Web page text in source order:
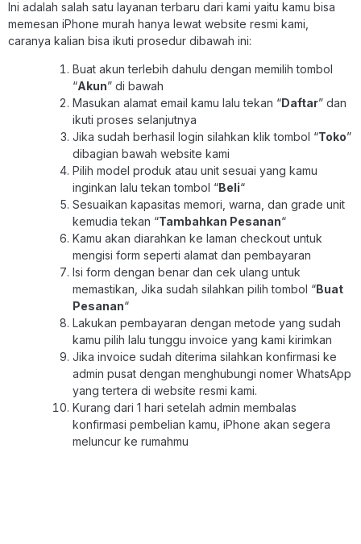
Ini adalah salah satu layanan terbaru dari kami yaitu kamu bisa
memesan iPhone murah hanya lewat website resmi kami,
caranya kalian bisa ikuti prosedur dibawah ini:
Buat akun terlebih dahulu dengan memilih tombol
“Akun” di bawah
Masukan alamat email kamu lalu tekan “Daftar” dan
ikuti proses selanjutnya
Jika sudah berhasil login silahkan klik tombol “Toko”
dibagian bawah website kami
Pilih model produk atau unit sesuai yang kamu
inginkan lalu tekan tombol “Beli“
Sesuaikan kapasitas memori, warna, dan grade unit
kemudia tekan “Tambahkan Pesanan“
Kamu akan diarahkan ke laman checkout untuk
mengisi form seperti alamat dan pembayaran
Isi form dengan benar dan cek ulang untuk
memastikan, Jika sudah silahkan pilih tombol “Buat
Pesanan“
Lakukan pembayaran dengan metode yang sudah
kamu pilih lalu tunggu invoice yang kami kirimkan
Jika invoice sudah diterima silahkan konfirmasi ke
admin pusat dengan menghubungi nomer WhatsApp
yang tertera di website resmi kami.
Kurang dari 1 hari setelah admin membalas
konfirmasi pembelian kamu, iPhone akan segera
meluncur ke rumahmu